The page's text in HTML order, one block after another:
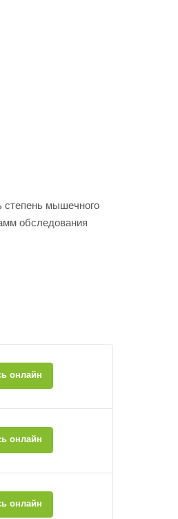
степень мышечного
обследования
онлайн
онлайн
онлайн